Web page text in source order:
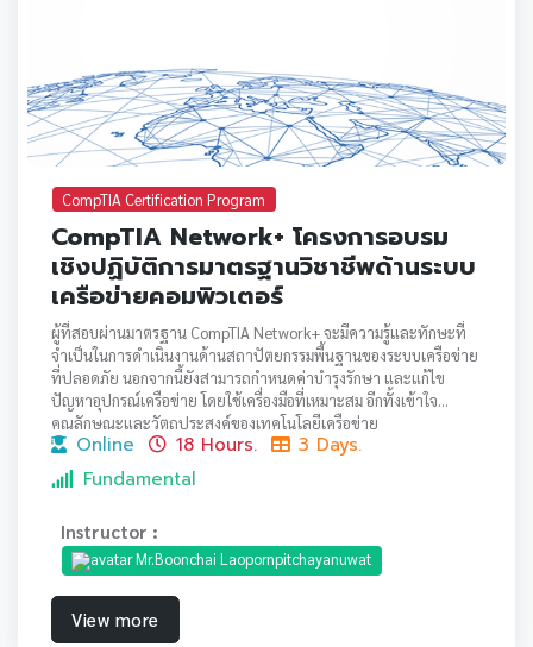
CompTIA Certification Program
CompTIA Network+ โครงการอบรม
เชิงปฏิบัติการมาตรฐานวิชาชีพด้านระบบ
เครือข่ายคอมพิวเตอร์
ผู้ที่สอบผ่านมาตรฐาน CompTIA Network+ จะมีความรู้และทักษะที่
จำเป็นในการดำเนินงานด้านสถาปัตยกรรมพื้นฐานของระบบเครือข่าย
ที่ปลอดภัย นอกจากนี้ยังสามารถกำหนดค่าบำรุงรักษา และแก้ไข
ปัญหาอุปกรณ์เครือข่าย โดยใช้เครื่องมือที่เหมาะสม อีกทั้งเข้าใจ
คุณลักษณะและวัตถุประสงค์ของเทคโนโลยีเครือข่าย
Online 18 Hours.
3 Days.
Fundamental
Instructor :
Mr.Boonchai Laopornpitchayanuwat
View more